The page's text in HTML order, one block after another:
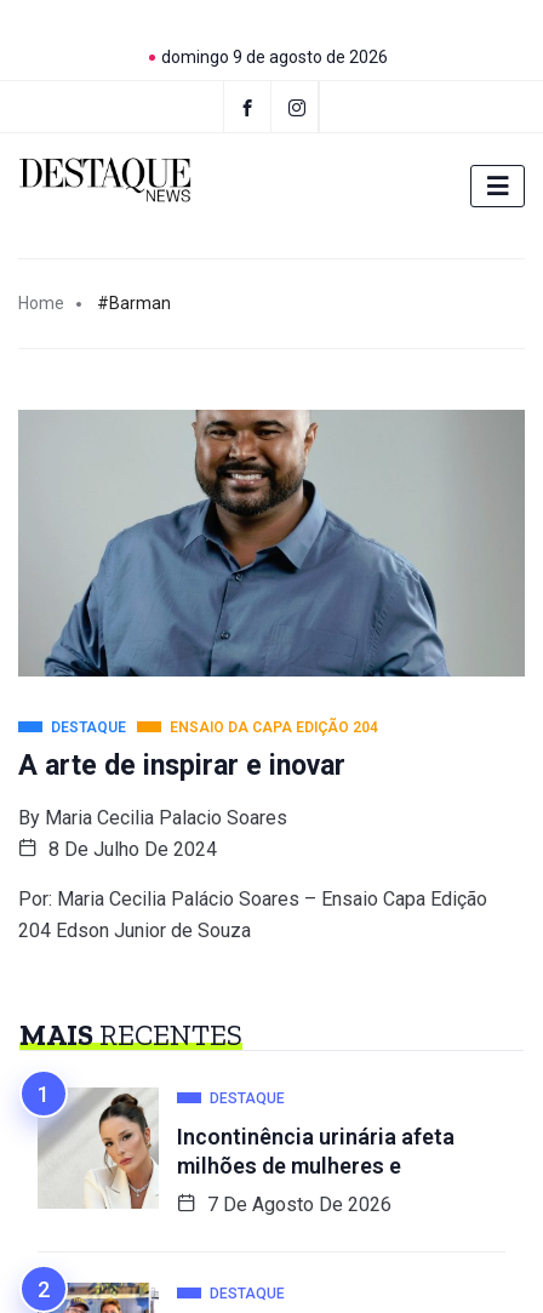
domingo 9 de agosto de 2026
Home #Barman
DESTAQUE ENSAIO DA CAPA EDIÇÃO 204
A arte de inspirar e inovar
By Maria Cecilia Palacio Soares
8 De Julho De 2024
Por: Maria Cecilia Palácio Soares – Ensaio Capa Edição
204 Edson Junior de Souza
MAISRECENTES
DESTAQUE
Incontinência urinária afeta
milhões de mulheres e
7 De Agosto De 2026
DESTAQUE